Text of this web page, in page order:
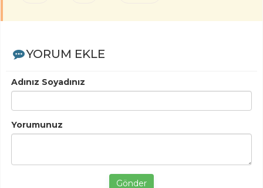
YORUM EKLE
Adınız Soyadınız
Yorumunuz
Gönder